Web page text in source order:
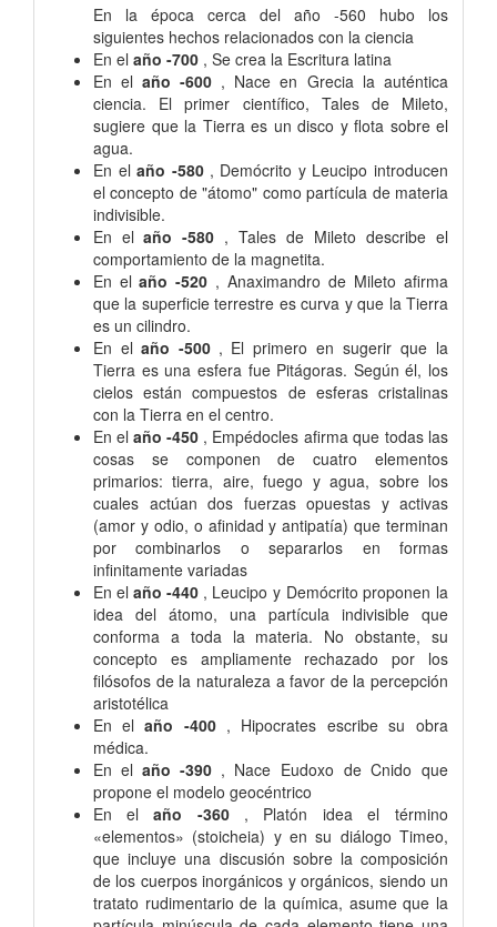
En la época cerca del año -560 hubo los
siguientes hechos relacionados con la ciencia
En el año -700 , Se crea la Escritura latina
En el año -600 , Nace en Grecia la auténtica
ciencia. El primer científico, Tales de Mileto,
sugiere que la Tierra es un disco y flota sobre el
agua.
En el año -580 , Demócrito y Leucipo introducen
el concepto de "átomo" como partícula de materia
indivisible.
En el año -580 , Tales de Mileto describe el
comportamiento de la magnetita.
En el año -520 , Anaximandro de Mileto afirma
que la superficie terrestre es curva y que la Tierra
es un cilindro.
En el año -500 , El primero en sugerir que la
Tierra es una esfera fue Pitágoras. Según él, los
cielos están compuestos de esferas cristalinas
con la Tierra en el centro.
En el año -450 , Empédocles afirma que todas las
cosas se componen de cuatro elementos
primarios: tierra, aire, fuego y agua, sobre los
cuales actúan dos fuerzas opuestas y activas
(amor y odio, o afinidad y antipatía) que terminan
por combinarlos o separarlos en formas
infinitamente variadas
En el año -440 , Leucipo y Demócrito proponen la
idea del átomo, una partícula indivisible que
conforma a toda la materia. No obstante, su
concepto es ampliamente rechazado por los
filósofos de la naturaleza a favor de la percepción
aristotélica
En el año -400 , Hipocrates escribe su obra
médica.
En el año -390 , Nace Eudoxo de Cnido que
propone el modelo geocéntrico
En el año -360 , Platón idea el término
«elementos» (stoicheia) y en su diálogo Timeo,
que incluye una discusión sobre la composición
de los cuerpos inorgánicos y orgánicos, siendo un
tratato rudimentario de la química, asume que la